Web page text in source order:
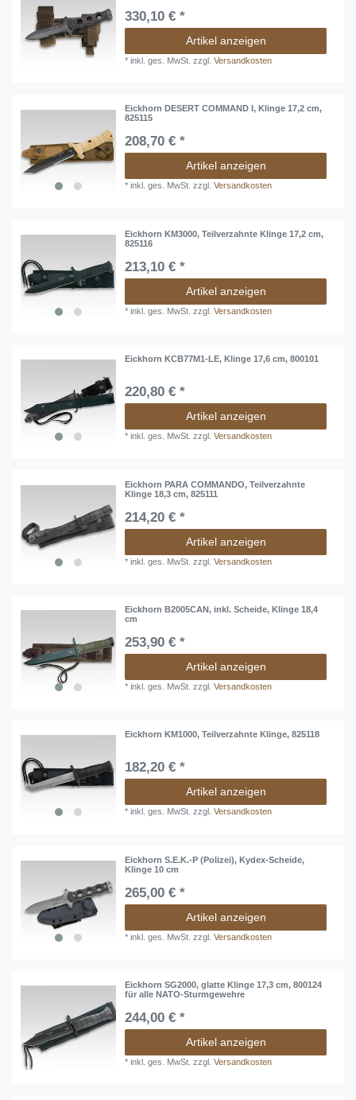
330,10 € *
Artikel anzeigen
*inkl. ges. MwSt. zzgl.Versandkosten
Eickhorn DESERT COMMAND I, Klinge 17,2 cm,
825115
208,70 € *
Artikel anzeigen
*inkl. ges. MwSt. zzgl.Versandkosten
Eickhorn KM3000, Teilverzahnte Klinge 17,2 cm,
825116
213,10 € *
Artikel anzeigen
*inkl. ges. MwSt. zzgl.Versandkosten
Eickhorn KCB77M1-LE, Klinge 17,6 cm, 800101
220,80 € *
Artikel anzeigen
*inkl. ges. MwSt. zzgl.Versandkosten
Eickhorn PARA COMMANDO, Teilverzahnte
Klinge 18,3 cm, 825111
214,20 € *
Artikel anzeigen
*inkl. ges. MwSt. zzgl.Versandkosten
Eickhorn B2005CAN, inkl. Scheide, Klinge 18,4
cm
253,90 € *
Artikel anzeigen
*inkl. ges. MwSt. zzgl.Versandkosten
Eickhorn KM1000, Teilverzahnte Klinge, 825118
182,20 € *
Artikel anzeigen
*inkl. ges. MwSt. zzgl.Versandkosten
Eickhorn S.E.K.-P (Polizei), Kydex-Scheide,
Klinge 10 cm
265,00 € *
Artikel anzeigen
*inkl. ges. MwSt. zzgl.Versandkosten
Eickhorn SG2000, glatte Klinge 17,3 cm, 800124
für alle NATO-Sturmgewehre
244,00 € *
Artikel anzeigen
*inkl. ges. MwSt. zzgl.Versandkosten